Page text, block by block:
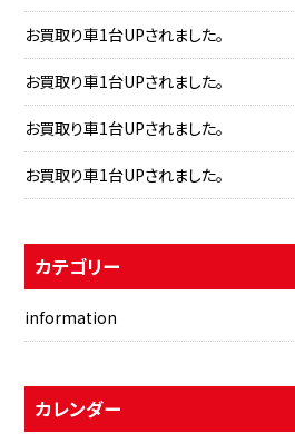
お買取り車1台UPされました。
お買取り車1台UPされました。
お買取り車1台UPされました。
お買取り車1台UPされました。
カテゴリー
information
カレンダー